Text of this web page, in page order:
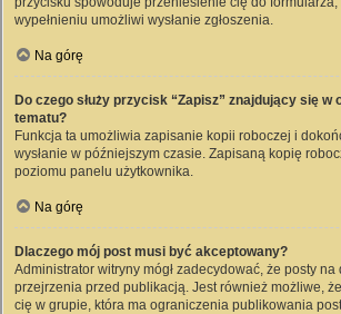
wypełnieniu umożliwi wysłanie zgłoszenia.
Na górę
Do czego służy przycisk “Zapisz” znajdujący się w
tematu?
Funkcja ta umożliwia zapisanie kopii roboczej i
wysłanie w późniejszym czasie. Zapisaną kopię
poziomu panelu użytkownika.
Na górę
Dlaczego mój post musi być akceptowany?
Administrator witryny mógł zadecydować, że posty
przejrzenia przed publikacją. Jest również możliwe,
cię w grupie, która ma ograniczenia publikowania